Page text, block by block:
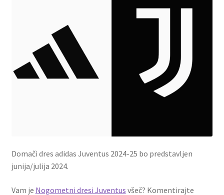
Domači dres adidas Juventus 2024-25 bo predstavljen
junija/julija 2024.
Vam je Nogometni dresi Juventus všeč? Komentirajte